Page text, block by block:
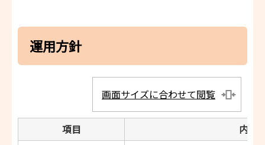
運用方針
画面サイズに合わせて閲覧
項目
内容